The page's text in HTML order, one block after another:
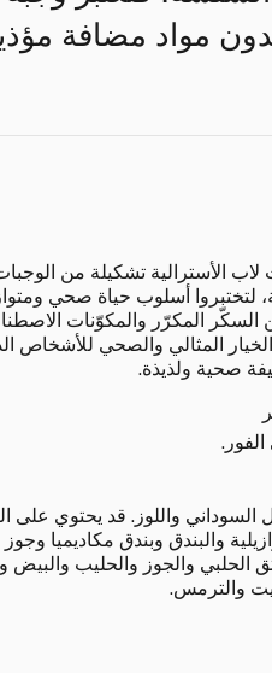
مواد مضافة
الأسترالية تشكيلة من
لتختبروا أسلوب حياة صحي
المكرّر والمكوّنات
المثالي والصحي للأشخاص
صحية ولذيذة.
السوداني واللوز. قد يحتوي على
والبندق وبندق مكاديميا وجوز
الحلبي والجوز والحليب
والترمس.